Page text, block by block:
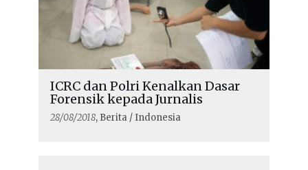
ICRC dan Polri Kenalkan Dasar
Forensik kepada Jurnalis
28/08/2018, Berita / Indonesia